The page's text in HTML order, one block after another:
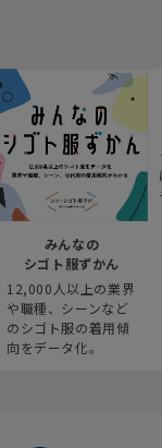
みんなの
シゴト服ずかん
12,000人以上の業界
や職種、シーンなど
のシゴト服の着用傾
向をデータ化。